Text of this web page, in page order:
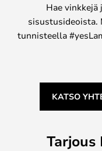
Hae vinkkejä
sisustusideoista.
tunnisteella
KATSO